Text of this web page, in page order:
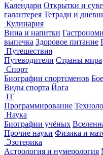
Календари Открытки и
галантерея Тетради и
Кулинария
Вина и напитки
выпечка Здоровое питание
Путешествия
Путеводители Страны мира
Спорт
Биографии спортсменов
Виды спорта Йога
IT
Программирование
Наука
Биографии учёных
Прочие науки Физика и
Эзотерика
Астрология и нумерология